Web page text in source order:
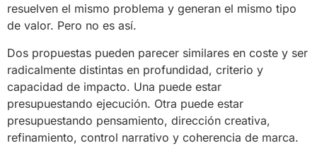
resuelven el mismo problema y generan el mismo tipo
de valor. Pero no es así.
Dos propuestas pueden parecer similares en coste y ser
radicalmente distintas en profundidad, criterio y
capacidad de impacto. Una puede estar
presupuestando ejecución. Otra puede estar
presupuestando pensamiento, dirección creativa,
refinamiento, control narrativo y coherencia de marca.